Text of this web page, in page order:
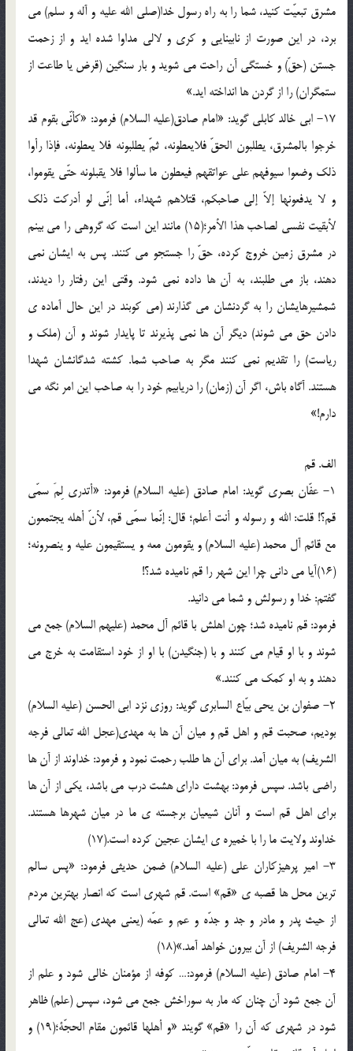
مشرق تبعیّت کنید، شما را به راه رسول خدا(صلی الله علیه و آله و سلم) می
برد، در این صورت از نابینایی و کری و لالی مداوا شده اید و از زحمت
جستن (حقّ) و خستگی آن راحت می شوید و بار سنگین (قرض یا طاعت از
ستمگران) را از گردن ها انداخته اید.»
17- ابی خالد کابلی گوید: «امام صادق(علیه السلام) فرمود: «کأنّی بقوم قد
خرجوا بالمشرق، یطلبون الحقّ فلایعطونه، ثمّ یطلبونه فلا یعطونه، فإذا رأوا
ذلک وضعوا سیوفهم علی عواتقهم فیعطون ما سألوا فلا یقبلونه حتّی یقوموا،
و لا یدفعونها إلاّ إلی صاحبکم، قتلاهم شهداء، أما إنّی لو أدرکت ذلک
لأبقیت نفسی لصاحب هذا الأمر؛(15) مانند این است که گروهی را می بینم
در مشرق زمین خروج کرده، حقّ را جستجو می کنند. پس به ایشان نمی
دهند، باز می طلبند، به آن ها داده نمی شود. وقتی این رفتار را دیدند،
شمشیرهایشان را به گردنشان می گذارند (می کوبند در این حال آماده ی
دادن حق می شوند) دیگر آن ها نمی پذیرند تا پایدار شوند و آن (ملک و
ریاست) را تقدیم نمی کنند مگر به صاحب شما. کشته شدگانشان شهدا
هستند. آگاه باش، اگر آن (زمان) را دریابیم خود را به صاحب این امر نگه می
دارم!»
الف. قم
1- عفّان بصری گوید: امام صادق (علیه السلام) فرمود: «أتدری لِمَ سمّی
قم؟! قلت: الله و رسوله و أنت أعلم؛ قال: إنّما سمّی قم، لأنّ أهله یجتمعون
مع قائم آل محمد (علیه السلام) و یقومون معه و یستقیمون علیه و ینصرونه؛
(16)آیا می دانی چرا این شهر را قم نامیده شد؟!
گفتم: خدا و رسولش و شما می دانید.
فرمود: قم نامیده شد؛ چون اهلش با قائم آل محمد (علیهم السلام) جمع می
شوند و با او قیام می کنند و با (جنگیدن) با او از خود استقامت به خرج می
دهند و به او کمک می کنند.»
2- صفوان بن یحی بیّاع السابری گوید: روزی نزد ابی الحسن (علیه السلام)
بودیم، صحبت قم و اهل قم و میان آن ها به مهدی(عجل الله تعالی فرجه
الشریف) به میان آمد. برای آن ها طلب رحمت نمود و فرمود: خداوند از آن ها
راضی باشد. سپس فرمود: بهشت دارای هشت درب می باشد، یکی از آن ها
برای اهل قم است و آنان شیعیان برجسته ی ما در میان شهرها هستند.
خداوند ولایت ما را با خمیره ی ایشان عجین کرده است.(17)
3- امیر پرهیزکاران علی (علیه السلام) ضمن حدیثی فرمود: «پس سالم
ترین محل ها قصبه ی «قم» است. قم شهری است که انصار بهترین مردم
از حیث پدر و مادر و جد و جدّه و عم و عمّه (یعنی مهدی (عج الله تعالی
فرجه الشریف) از آن بیرون خواهد آمد.»(18)
4- امام صادق (علیه السلام) فرمود:… کوفه از مؤمنان خالی شود و علم از
آن جمع شود آن چنان که مار به سوراخش جمع می شود، سپس (علم) ظاهر
شود در شهری که آن را «قم» گویند «و أهلها قائمون مقام الحجّة؛(19) و